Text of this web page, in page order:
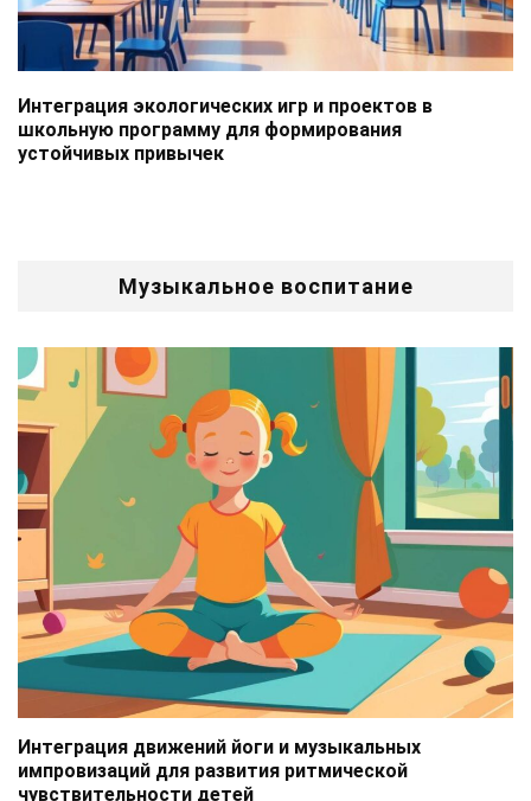
Интеграция экологических игр и проектов в
школьную программу для формирования
устойчивых привычек
Музыкальное воспитание
Интеграция движений йоги и музыкальных
импровизаций для развития ритмической
чувствительности детей